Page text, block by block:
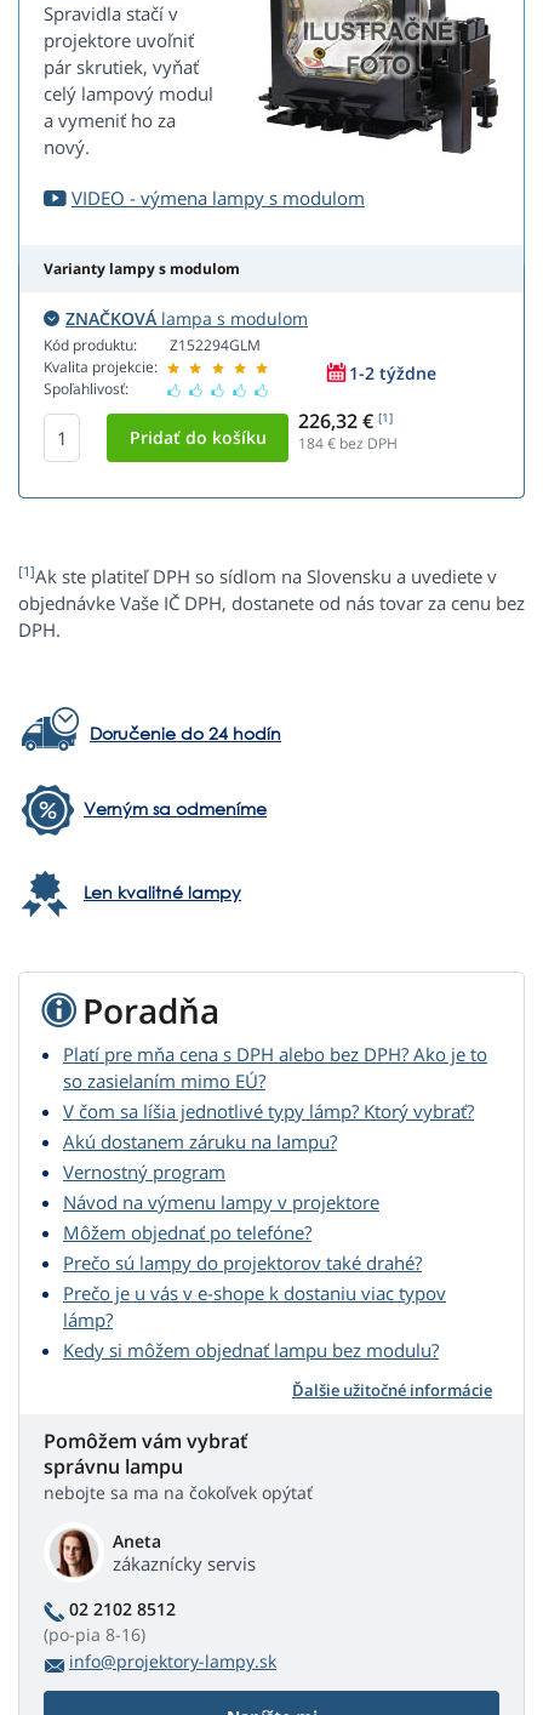
Spravidla stačí v
projektore uvoľniť
pár skrutiek, vyňať
celý lampový modul
a vymeniť ho za
nový.
VIDEO - výmena lampy s modulom
Varianty lampy s modulom
ZNAČKOVÁ lampa s modulom
Kód produktu:
Kvalita projekcie:
Spoľahlivosť:
Z152294GLM
1-2 týždne
226,32 € [1]
184€ bez DPH
[1]Ak ste platiteľ DPH so sídlom na Slovensku a uvediete v
objednávke Vaše IČ DPH, dostanete od nás tovar za cenu bez
DPH.
Doručenie do 24 hodín
Verným sa odmeníme
Len kvalitné lampy
Poradňa
Platí pre mňa cena s DPH alebo bez DPH? Ako je to
so zasielaním mimo EÚ?
V čom sa líšia jednotlivé typy lámp? Ktorý vybrať?
Akú dostanem záruku na lampu?
Vernostný program
Návod na výmenu lampy v projektore
Môžem objednať po telefóne?
Prečo sú lampy do projektorov také drahé?
Prečo je u vás v e-shope k dostaniu viac typov
lámp?
Kedy si môžem objednať lampu bez modulu?
Ďalšie užitočné informácie
Pomôžem vám vybrať
správnu lampu
nebojte sa ma na čokoľvek opýtať
Aneta
zákaznícky servis
02 2102 8512
(po-pia 8-16)
info@projektory-lampy.sk